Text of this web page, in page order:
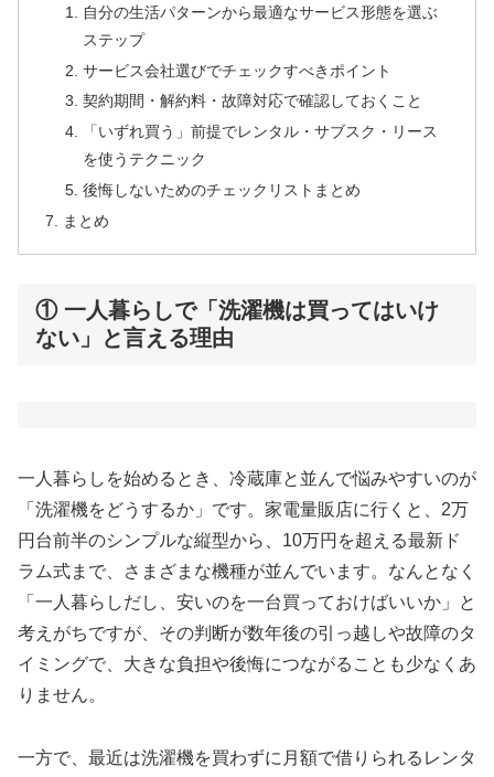
自分の生活パターンから最適なサービス形態を選ぶ
ステップ
サービス会社選びでチェックすべきポイント
契約期間・解約料・故障対応で確認しておくこと
「いずれ買う」前提でレンタル・サブスク・リース
を使うテクニック
後悔しないためのチェックリストまとめ
まとめ
① 一人暮らしで「洗濯機は買ってはいけ
ない」と言える理由
一人暮らしを始めるとき、冷蔵庫と並んで悩みやすいのが
「洗濯機をどうするか」です。家電量販店に行くと、2万
円台前半のシンプルな縦型から、10万円を超える最新ド
ラム式まで、さまざまな機種が並んでいます。なんとなく
「一人暮らしだし、安いのを一台買っておけばいいか」と
考えがちですが、その判断が数年後の引っ越しや故障のタ
イミングで、大きな負担や後悔につながることも少なくあ
りません。
一方で、最近は洗濯機を買わずに月額で借りられるレンタ